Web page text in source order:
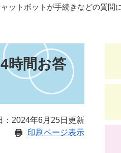
ットボットが手続きなどの質問
時間お答
：2024年6月25日更新
印刷ページ表示